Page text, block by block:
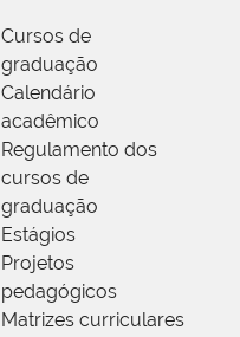
Cursos de
graduação
Calendário
acadêmico
Regulamento dos
cursos de
graduação
Estágios
Projetos
pedagógicos
Matrizes curriculares